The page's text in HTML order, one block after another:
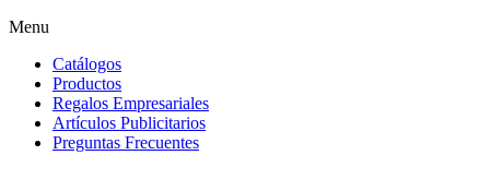
Menu
Catálogos
Productos
Regalos Empresariales
Artículos Publicitarios
Preguntas Frecuentes